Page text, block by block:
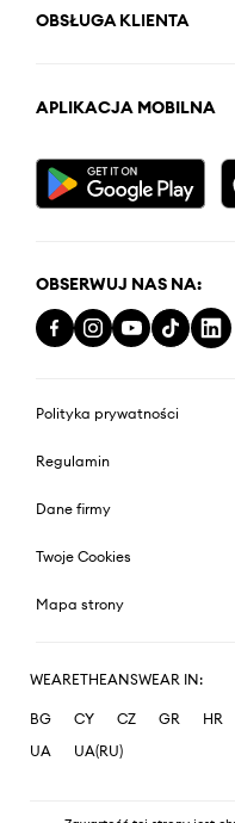
OBSŁUGA KLIENTA
APLIKACJA MOBILNA
OBSERWUJ NAS NA:
Polityka prywatności
Regulamin
Dane firmy
Twoje Cookies
Mapa strony
WEARETHEANSWEAR IN:
BG CY CZ GR HR
UA
UA(RU)